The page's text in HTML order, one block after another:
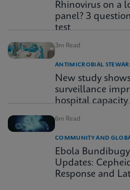
Rhinovirus on a
panel? 3
test
3m Read
ANTIMICROBIAL
New study
surveillance
hospital capacity
6m Read
COMMUNITY AND
Ebola
Updates:
Response and